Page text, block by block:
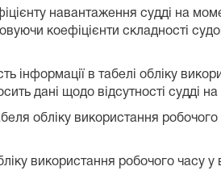
навантаження судді на
коефіцієнти складності
інформації в табелі обліку
дані щодо відсутності судді на
обліку використання
використання робочого часу у